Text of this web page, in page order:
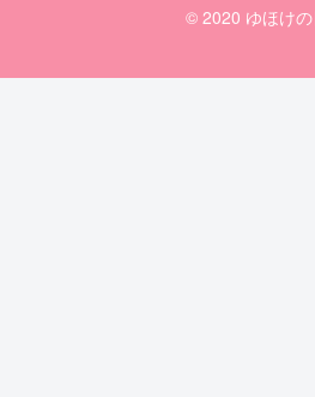
© 2020 ゆほけ